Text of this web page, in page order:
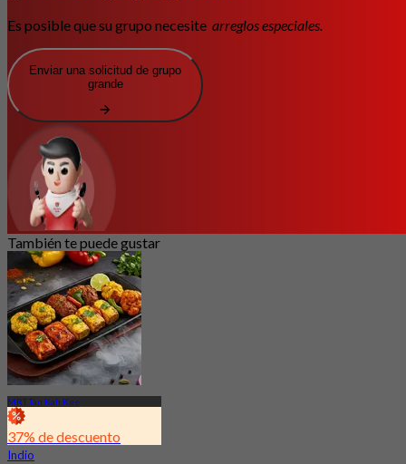
Es posible que su grupo necesite arreglos especiales.
Enviar una solicitud de grupo
grande
También te puede gustar
MRT Tan Kah Kee
37% de descuento
Indio